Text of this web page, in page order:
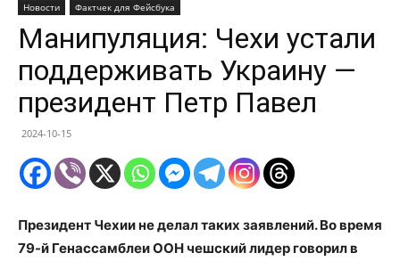
Новости Фактчек для Фейсбука
Манипуляция: Чехи устали
поддерживать Украину —
президент Петр Павел
2024-10-15
Президент Чехии не делал таких заявлений. Во время
79-й Генассамблеи ООН чешский лидер говорил в